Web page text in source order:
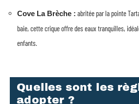
Cove La Brèche : abritée par la pointe
baie, cette crique offre des eaux tranquilles,
enfants.
Quelles sont les
adopter ?